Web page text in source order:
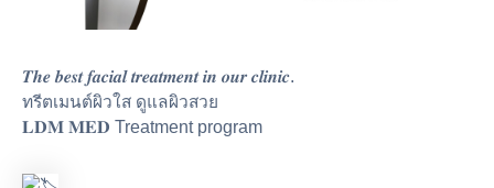
𝑻𝒉𝒆 𝒃𝒆𝒔𝒕 𝒇𝒂𝒄𝒊𝒂𝒍 𝒕𝒓𝒆𝒂𝒕𝒎𝒆𝒏𝒕 𝒊𝒏 𝒐𝒖𝒓 𝒄𝒍𝒊𝒏𝒊𝒄.
ทรีตเมนต์ผิวใส ดูแลผิวสวย
𝐋𝐃𝐌 𝐌𝐄𝐃 Treatment program